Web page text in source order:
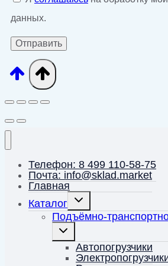
данных.
Телефон: 8 499 110-58-75
Почта: info@sklad.market
Главная
Каталог
Переключить
дочернее
меню
Подъёмно-
Переключить
дочернее
менюАвтопогрузчики